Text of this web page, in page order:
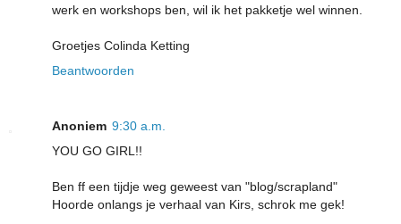
werk en workshops ben, wil ik het pakketje wel winnen.
Groetjes Colinda Ketting
Beantwoorden
Anoniem 9:30 a.m.
YOU GO GIRL!!
Ben ff een tijdje weg geweest van "blog/scrapland"
Hoorde onlangs je verhaal van Kirs, schrok me gek!